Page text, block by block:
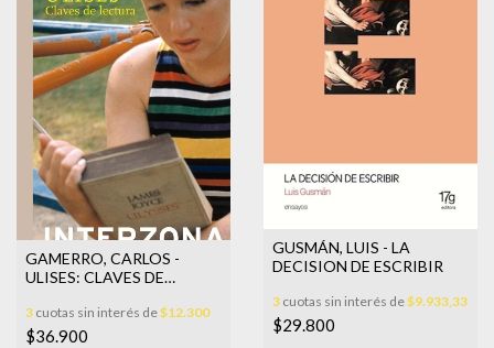
GAMERRO, CARLOS -
ULISES: CLAVES DE
3 cuotas sin interés de$12.300
$36.900
GUSMÁN, LUIS - LA
DECISION DE ESCRIBIR
3 cuotas sin interés de$9.933,33
$29.800